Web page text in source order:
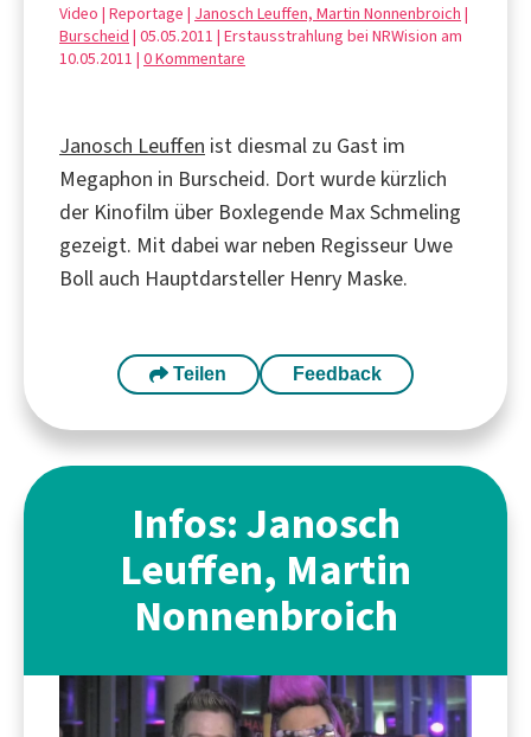
Video | Reportage | Janosch Leuffen, Martin Nonnenbroich |
Burscheid | 05.05.2011 | Erstausstrahlung bei NRWision am
10.05.2011 | 0 Kommentare
Janosch Leuffen ist diesmal zu Gast im
Megaphon in Burscheid. Dort wurde kürzlich
der Kinofilm über Boxlegende Max Schmeling
gezeigt. Mit dabei war neben Regisseur Uwe
Boll auch Hauptdarsteller Henry Maske.
Teilen Feedback
Infos: Janosch
Leuffen, Martin
Nonnenbroich